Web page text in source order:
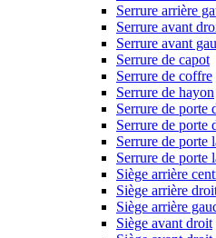
Serrure arrière
Serrure avant
Serrure avant
Serrure de capot
Serrure de coffre
Serrure de hayon
Serrure de porte
Serrure de porte
Serrure de porte
Serrure de porte
Siège arrière
Siège arrière
Siège arrière
Siège avant droit